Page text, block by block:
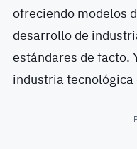
ofreciendo modelos
desarrollo de
estándares de facto.
industria tecnológica